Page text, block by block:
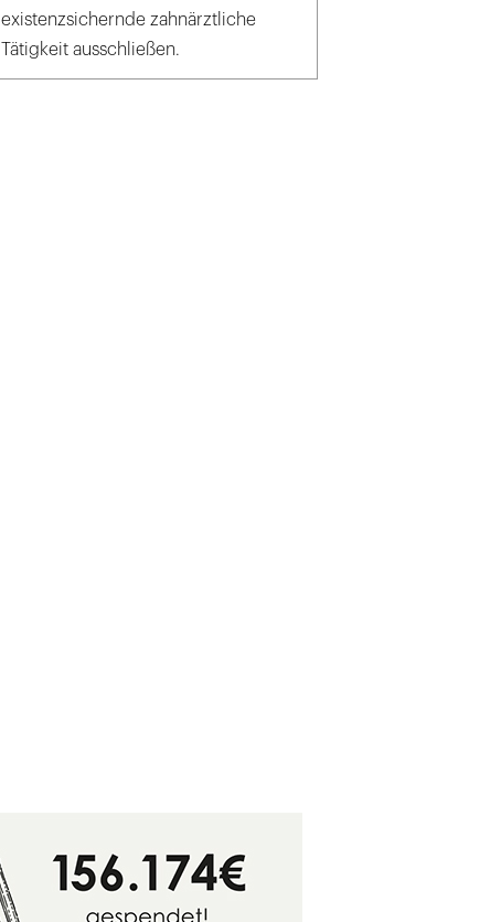
existenzsichernde zahnärztliche
Tätigkeit ausschließen.